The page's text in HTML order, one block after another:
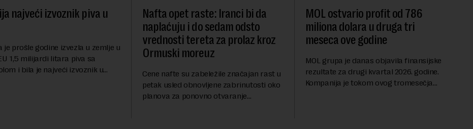
najveći izvoznik piva u
je prošle godine izvezla u zemlje u
1,5 milijardi litara piva sa
i bila je najveći izvoznik u
Nafta opet raste: Iranci bi da
naplaćuju i do sedam odsto
vrednosti tereta za prolaz kroz
Ormuski moreuz
Cene nafte su zabeležile značajan rast u
petak usled obnovljene zabrinutosti oko
planova za ponovno otvaranje
MOL ostvario profit od 786
miliona dolara u druga tri
meseca ove godine
MOL grupa je danas objavila finansijske
rezultate za drugi kvartal 2026. godine.
Kompanija je tokom ovog tromesečja